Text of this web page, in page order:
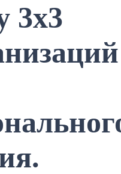
3х3